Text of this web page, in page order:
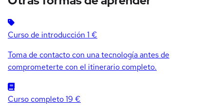
Curso de introducción 1 €
Toma de contacto con una tecnología antes de
comprometerte con el itinerario completo.
Curso completo19 €